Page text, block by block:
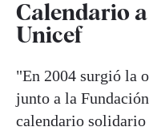
Calendario
Unicef
"En 2004 surgió la
junto a la
calendario solidario